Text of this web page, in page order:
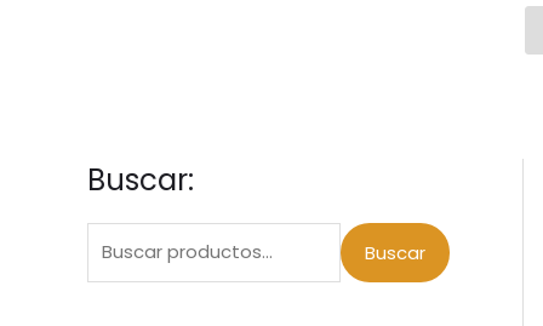
Buscar:
B
c
Buscar
ee